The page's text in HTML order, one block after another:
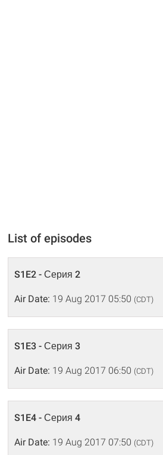
List of episodes
S1E2 - Серия 2
Air Date: 19 Aug 2017 05:50 (CDT)
S1E3 - Серия 3
Air Date: 19 Aug 2017 06:50 (CDT)
S1E4 - Серия 4
Air Date: 19 Aug 2017 07:50 (CDT)